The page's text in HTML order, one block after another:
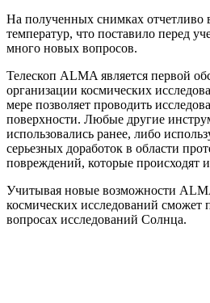
На полученных снимках отчетливо
температур, что поставило перед
много новых вопросов.
Телескоп ALMA является первой
организации космических
мере позволяет проводить
поверхности. Любые другие
использовались ранее, либо
серьезных доработок в области
повреждений, которые происходят
Учитывая новые возможности
космических исследований сможет
вопросах исследований Солнца.